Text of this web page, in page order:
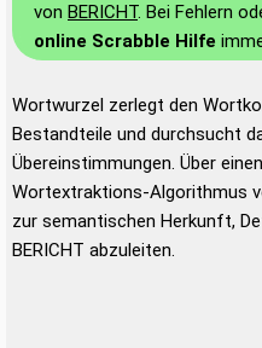
von BERICHT. Bei Fehlern
online Scrabble Hilfe
Wortwurzel zerlegt den
Bestandteile und durchsucht
Übereinstimmungen. Über
Wortextraktions-Algorithmus
zur semantischen Herkunft,
BERICHT abzuleiten.